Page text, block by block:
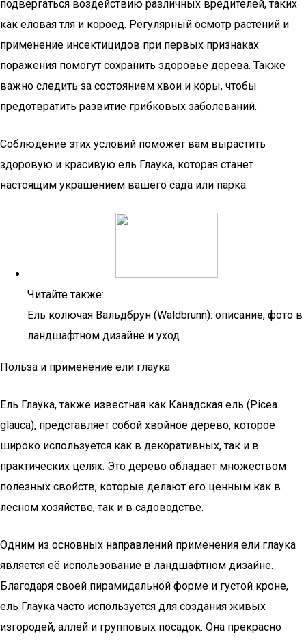
подвергаться воздействию различных вредителей, таких
как еловая тля и короед. Регулярный осмотр растений и
применение инсектицидов при первых признаках
поражения помогут сохранить здоровье дерева. Также
важно следить за состоянием хвои и коры, чтобы
предотвратить развитие грибковых заболеваний.
Соблюдение этих условий поможет вам вырастить
здоровую и красивую ель Глаука, которая станет
настоящим украшением вашего сада или парка.
Читайте также:
Ель колючая Вальдбрун (Waldbrunn): описание, фото в
ландшафтном дизайне и уход
Польза и применение ели глаука
Ель Глаука, также известная как Канадская ель (Picea
glauca), представляет собой хвойное дерево, которое
широко используется как в декоративных, так и в
практических целях. Это дерево обладает множеством
полезных свойств, которые делают его ценным как в
лесном хозяйстве, так и в садоводстве.
Одним из основных направлений применения ели глаука
является её использование в ландшафтном дизайне.
Благодаря своей пирамидальной форме и густой кроне,
ель Глаука часто используется для создания живых
изгородей, аллей и групповых посадок. Она прекрасно